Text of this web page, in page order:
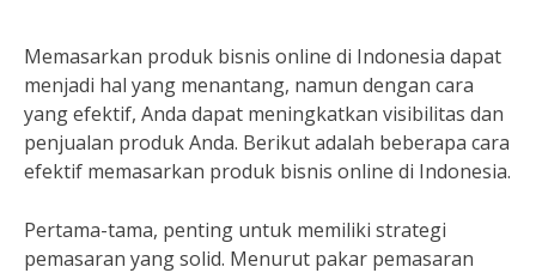
Memasarkan produk bisnis online di Indonesia dapat
menjadi hal yang menantang, namun dengan cara
yang efektif, Anda dapat meningkatkan visibilitas dan
penjualan produk Anda. Berikut adalah beberapa cara
efektif memasarkan produk bisnis online di Indonesia.
Pertama-tama, penting untuk memiliki strategi
pemasaran yang solid. Menurut pakar pemasaran